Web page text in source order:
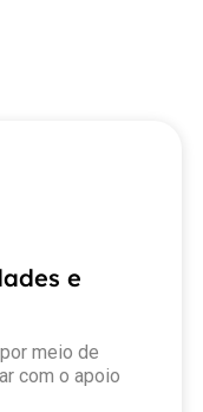
e
meio de
com o apoio